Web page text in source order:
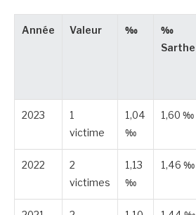
Année Valeur ‰
‰
Sarthe
2023
1
victime
1,04
‰
1,60 ‰
2022
2
victimes
1,13
‰
1,46 ‰